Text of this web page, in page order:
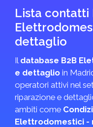
Lista contatti
dettaglio
Il database B2B
e dettaglio in
operatori attivi nel
riparazione e
ambiti come
Elettrodomestici -